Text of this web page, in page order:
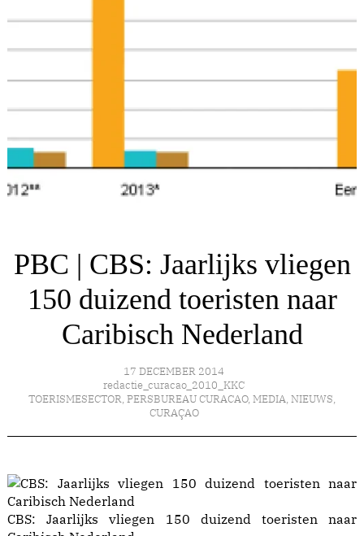
PBC | CBS: Jaarlijks vliegen
150 duizend toeristen naar
Caribisch Nederland
17 DECEMBER 2014
redactie_curacao_2010_KKC
TOERISMESECTOR, PERSBUREAU CURACAO, MEDIA, NIEUWS,
CURAÇAO
CBS: Jaarlijks vliegen 150 duizend toeristen naar